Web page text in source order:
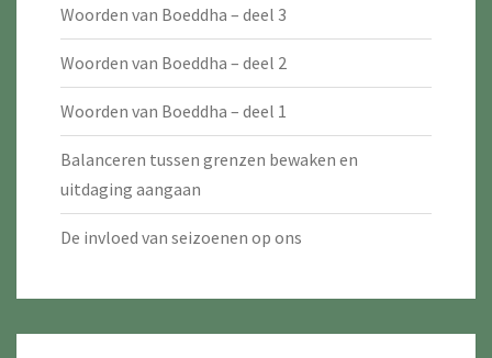
Woorden van Boeddha – deel 3
Woorden van Boeddha – deel 2
Woorden van Boeddha – deel 1
Balanceren tussen grenzen bewaken en
uitdaging aangaan
De invloed van seizoenen op ons